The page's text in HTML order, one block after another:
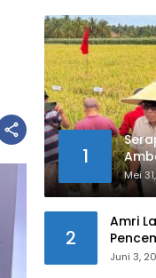
1
Mei
2
Amri
Juni 3,